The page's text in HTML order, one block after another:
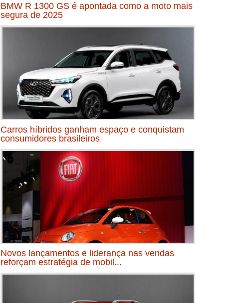
BMW R 1300 GS é apontada como a moto mais
segura de 2025
Carros híbridos ganham espaço e conquistam
consumidores brasileiros
Novos lançamentos e liderança nas vendas
reforçam estratégia de mobil...